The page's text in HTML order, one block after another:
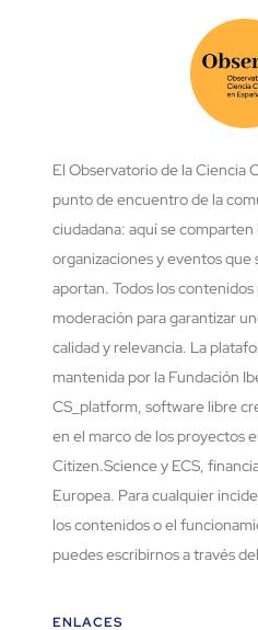
El Observatorio de la Ciencia
punto de encuentro de la
ciudadana: aquí se
organizaciones y eventos que
aportan. Todos los
moderación para garantizar
calidad y relevancia. La
mantenida por la Fundación
CS_platform, software libre
en el marco de los proyectos
Citizen.Science y ECS,
Europea. Para cualquier
los contenidos o el
puedes escribirnos a través
ENLACES